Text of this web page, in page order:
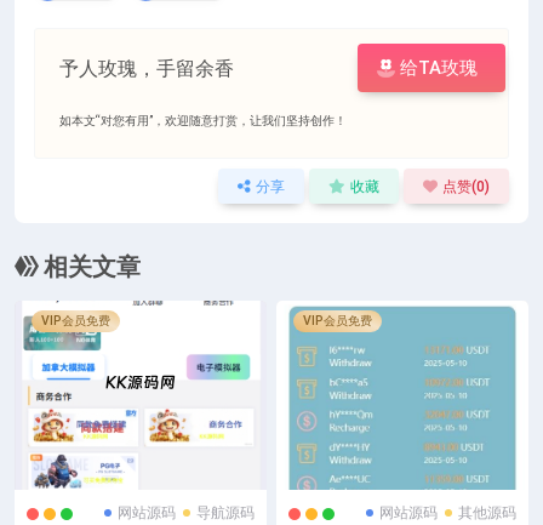
予人玫瑰，手留余香 给TA玫瑰
如本文“对您有用”，欢迎随意打赏，让我们坚持创作！
分享 收藏 点赞(0)
相关文章
VIP会员免费
网站源码 导航源码
VIP会员免费
网站源码 其他源码